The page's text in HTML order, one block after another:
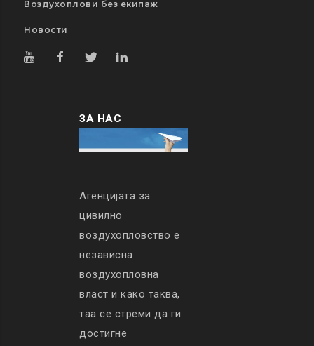
Воздухоплови без екипаж
Новости
ЗА НАС
Агенцијата за
цивилно
воздухопловство е
независна
воздухопловна
власт и како таква,
таа се стреми да ги
достигне